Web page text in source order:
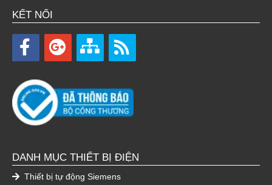
KẾT NỐI
DANH MỤC THIẾT BỊ ĐIỆN
Thiết bị tự động Siemens